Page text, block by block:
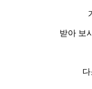
받아 보